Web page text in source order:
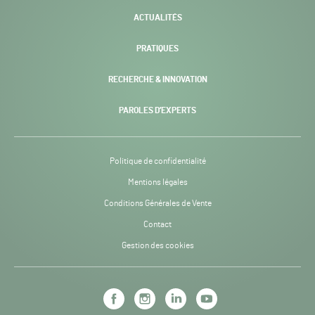
ACTUALITÉS
PRATIQUES
RECHERCHE & INNOVATION
PAROLES D’EXPERTS
Politique de confidentialité
Mentions légales
Conditions Générales de Vente
Contact
Gestion des cookies